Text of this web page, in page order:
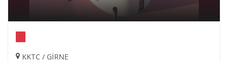
KKTC / GİRNE